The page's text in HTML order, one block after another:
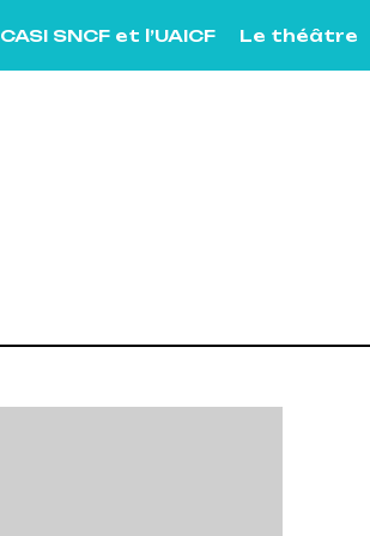
CASI SNCF et l’UAICF Le théâtre